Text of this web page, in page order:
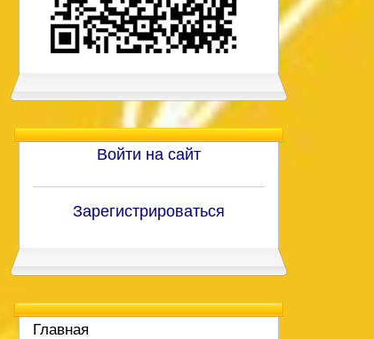
Войти на сайт
Зарегистрироваться
Главная